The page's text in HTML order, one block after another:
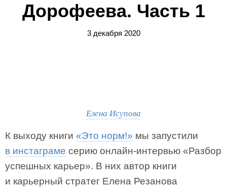
Дорофеева. Часть 1
3 декабря 2020
Елена Исупова
К выходу книги «Это норм!» мы запустили
в инстаграме серию онлайн-интервью «Разбор
успешных карьер». В них автор книги
и карьерный стратег Елена Резанова